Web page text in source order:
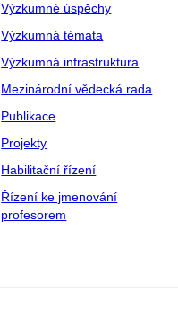
Výzkumné úspěchy
Výzkumná témata
Výzkumná infrastruktura
Mezinárodní vědecká rada
Publikace
Projekty
Habilitační řízení
Řízení ke jmenování
profesorem